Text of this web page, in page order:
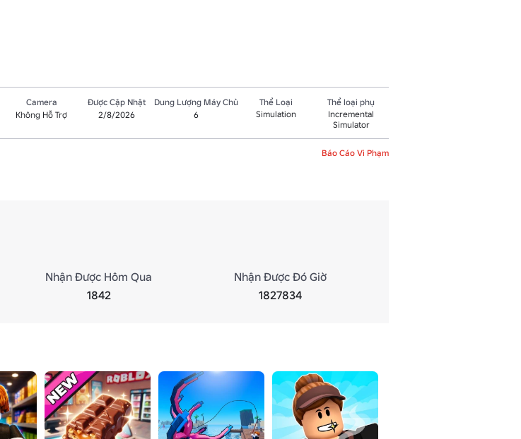
Camera
Không Hỗ Trợ
Được Cập Nhật
2/8/2026
Dung Lượng Máy Chủ
6
Thể Loại
Simulation
Thể loại phụ
Incremental
Simulator
Báo Cáo Vi Phạm
Nhận Được Hôm Qua
1842
Nhận Được Đó Giờ
1827834